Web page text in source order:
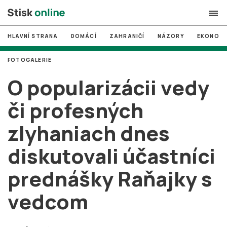
search
# MUNI
# Brno
# volby
login PŘIHLÁSIT SE
Zapomněli jste heslo?
HLAVNÍ STRANA DOMÁCÍ ZAHRANIČÍ NÁZORY
O popularizácii vedy
či profesných
zlyhaniach dnes
diskutovali účastníci
prednášky Raňajky s
vedcom
FOTOGALERIE